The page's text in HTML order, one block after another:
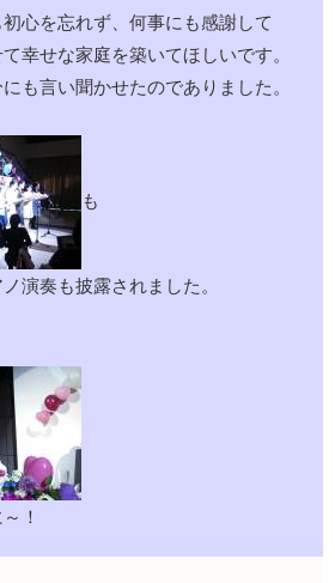
心を忘れず、何事にも感謝して
幸せな家庭を築いてほしいです。
も言い聞かせたのでありました。
も
演奏も披露されました。
！